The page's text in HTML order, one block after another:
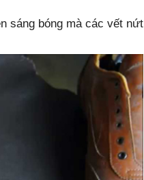
sáng bóng mà các vết nứt